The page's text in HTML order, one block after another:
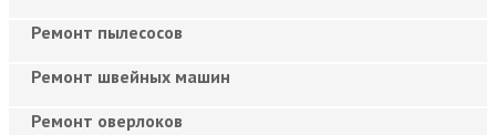
Ремонт пылесосов
Ремонт швейных машин
Ремонт оверлоков